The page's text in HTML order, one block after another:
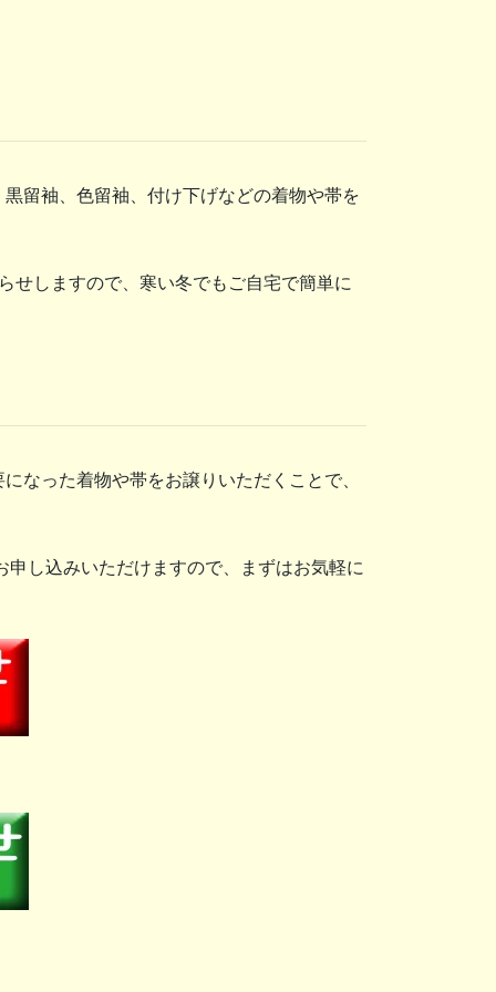
留袖、色留袖、付け下げなどの着物や帯を
せしますので、寒い冬でもご自宅で簡単に
なった着物や帯をお譲りいただくことで、
し込みいただけますので、まずはお気軽に